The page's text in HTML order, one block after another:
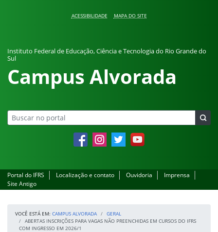
ACESSIBILIDADE MAPA DO SITE
Instituto Federal de Educação, Ciência e Tecnologia do Rio Grande do
Sul
Campus Alvorada
FacebookInstagramTwitter YouTube
Portal do IFRS Localização e contato Ouvidoria
Imprensa
Site Antigo
VOCÊ ESTÁ EM: CAMPUS ALVORADA
GERAL
ABERTAS INSCRIÇÕES PARA VAGAS NÃO PREENCHIDAS EM CURSOS DO IFRS
COM INGRESSO EM 2026/1